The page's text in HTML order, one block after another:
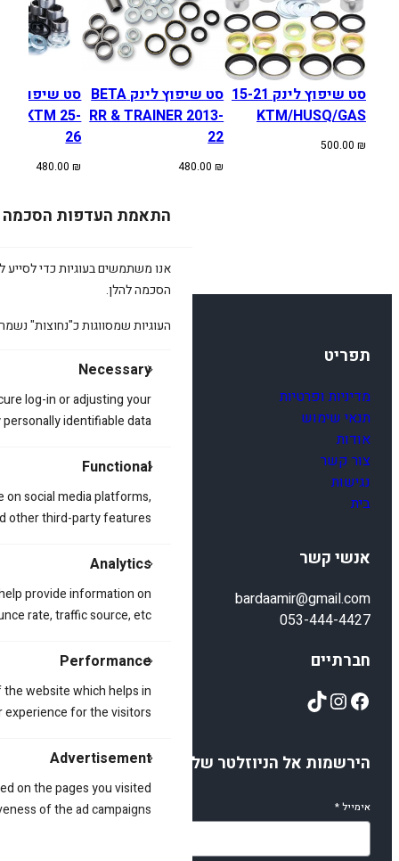
התאמת העדפות הסכמה
אנו משתמשים בעוגיות כדי לסייע
הסכמה להלן.
העוגיות שמסווגות כ"נחוצות"
Necessary
log-in or adjusting your
identifiable data.
Functional
social media platforms,
other third-party features.
Analytics
provide information on
rate, traffic source, etc.
Performance
website which helps in
for the visitors.
Advertisement
on the pages you visited
of the ad campaigns.
סט שיפוץ לינק 15-21
KTM/HUSQ/GAS
500.00 ₪
סט שיפוץ לינק BETA
RR & TRAINER 2013-
22
480.00₪
סט שיפוץ
KTM 25-
26
480.00₪
תפריט
מדיניות ופרטיות
תנאי שימוש
אודות
צור קשר
נגישות
בית
אנשי קשר
bardaamir@gmail.com
053-444-4427
חברתיים
Facebook
Instagram
TikTok
הירשמות אל הניוזלטר שלנו
אימייל*